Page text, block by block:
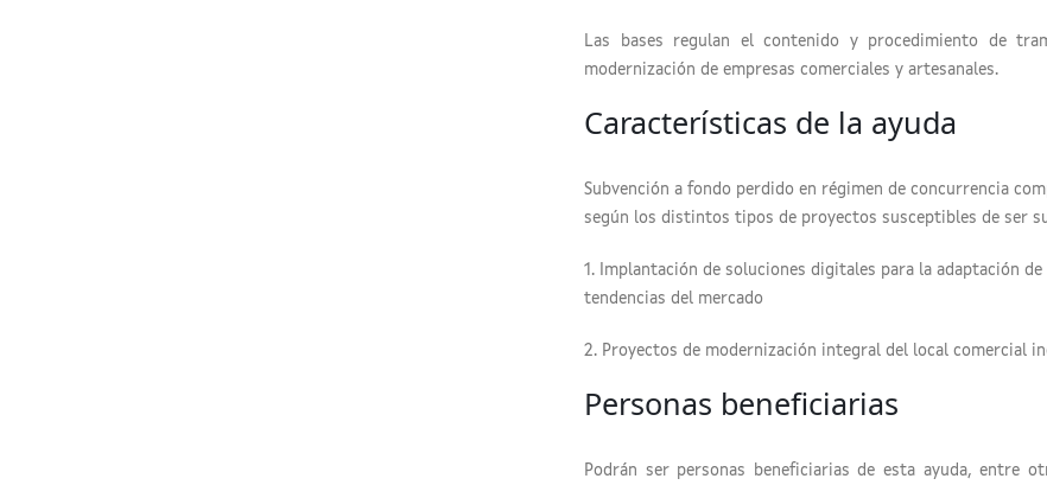
Las bases regulan el contenido y procedimiento de
modernización de empresas comerciales y artesanales.
Características de la ayuda
Subvención a fondo perdido en régimen de concurrencia
según los distintos tipos de proyectos susceptibles de ser
1. Implantación de soluciones digitales para la adaptación
tendencias del mercado
2. Proyectos de modernización integral del local comercial
Personas beneficiarias
Podrán ser personas beneficiarias de esta ayuda, entre